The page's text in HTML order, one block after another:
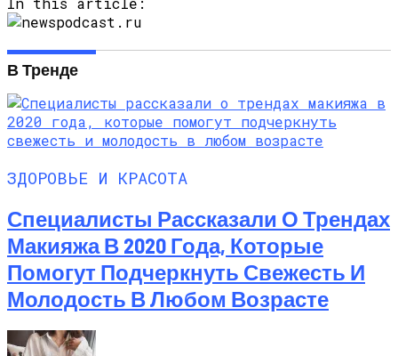
В Тренде
ЗДОРОВЬЕ И КРАСОТА
Специалисты Рассказали О Трендах
Макияжа В 2020 Года, Которые
Помогут Подчеркнуть Свежесть И
Молодость В Любом Возрасте